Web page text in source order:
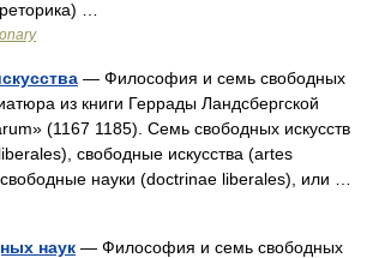
…
— Философия и семь свободных
из книги Геррады Ландсбергской
(1167 1185). Семь свободных искусств
свободные искусства (artes
науки (doctrinae liberales), или …
наук — Философия и семь свободных